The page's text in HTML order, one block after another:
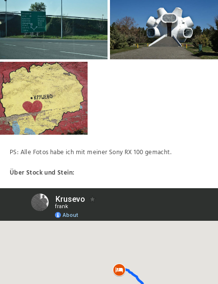
PS: Alle Fotos habe ich mit meiner Sony RX 100 gemacht.
Über Stock und Stein: